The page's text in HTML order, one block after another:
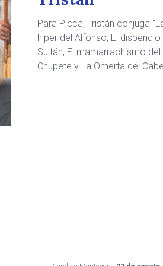
Para Picca, Tristán conjuga
hiper del Alfonso, El dispendio
Sultán, El mamarrachismo del
Chupete y La Omerta del